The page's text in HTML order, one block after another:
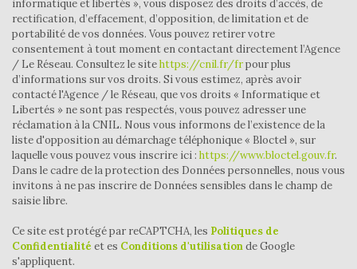
Habitants de 25 à 55 ans
31,33 %
Habitants de plus de 55 ans
Nombre d'enfants par famille
0,64
Familles sans enfant
59,72 %
Familles avec 1 ou 2 enfants
34,72 %
Maisons
82,93 %
Appartements
17,07 %
Familles avec 3 enfants
5,56 %
informatique et libertés », vous disposez des droits d’accès, de
rectification, d’effacement, d’opposition, de limitation et de
portabilité de vos données. Vous pouvez retirer votre
consentement à tout moment en contactant directement l’Agence
/ Le Réseau. Consultez le sitehttps://cnil.fr/frpour plus
d’informations sur vos droits. Si vous estimez, après avoir
contacté l'Agence / le Réseau, que vos droits « Informatique et
Libertés » ne sont pas respectés, vous pouvez adresser une
réclamation à la CNIL. Nous vous informons de l’existence de la
liste d'opposition au démarchage téléphonique « Bloctel », sur
laquelle vous pouvez vous inscrire ici : https://www.bloctel.gouv.fr.
Dans le cadre de la protection des Données personnelles, nous vous
invitons à ne pas inscrire de Données sensibles dans le champ de
saisie libre.
Ce site est protégé par reCAPTCHA, les Politiques de
Confidentialité et es Conditions d'utilisationde Google
s'appliquent.